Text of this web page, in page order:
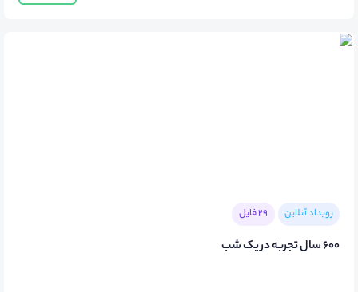
رویداد آنلاین 29 فایل
600 سال تجربه در یک شب